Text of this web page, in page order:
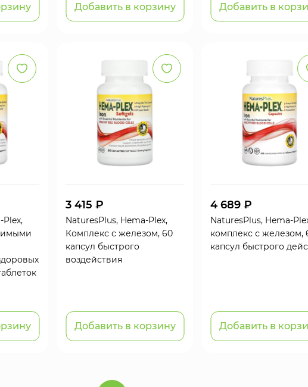
Добавить в корзину Добавить в
Plex,
3 415 ₽
NaturesPlus, Hema-Plex,
Комплекс с железом, 60
капсул быстрого
воздействия
Добавить в корзину
4 689 ₽
NaturesPlus, Hema-
комплекс с железом,
капсул быстрого
Добавить в